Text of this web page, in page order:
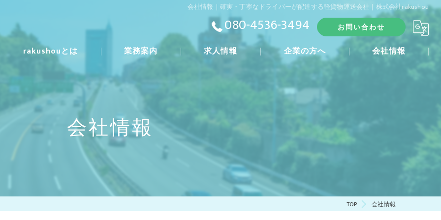
会社情報｜確実・丁寧なドライバーが配達する軽貨物運送会社｜株式会社rakushou
080-4536-3494 お問い合わせ
rakushouとは 業務案内 求人情報 企業の方へ 会社情報
会社情報
TOP 会社情報